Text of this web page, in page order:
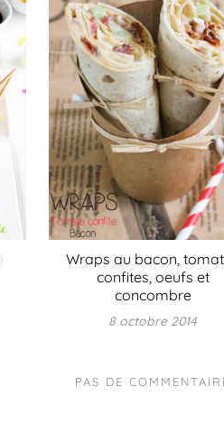
Wraps au bacon,
confites, oeufs et
concombre
8 octobre 2014
PAS DE